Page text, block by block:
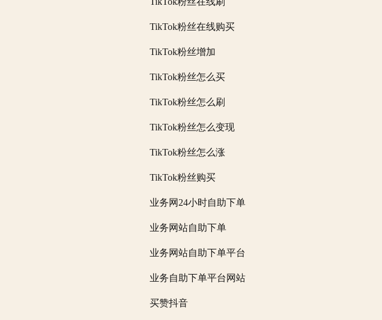
TikTok粉丝在线购买
TikTok粉丝增加
TikTok粉丝怎么买
TikTok粉丝怎么刷
TikTok粉丝怎么变现
TikTok粉丝怎么涨
TikTok粉丝购买
业务网24小时自助下单
业务网站自助下单
业务网站自助下单平台
业务自助下单平台网站
买赞抖音